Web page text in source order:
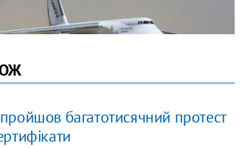
багатотисячний протест